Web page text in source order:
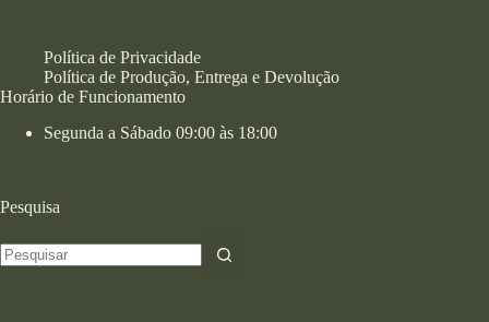
Política de Privacidade
Política de Produção, Entrega e Devolução
Horário de Funcionamento
Segunda a Sábado 09:00 às 18:00
Pesquisa